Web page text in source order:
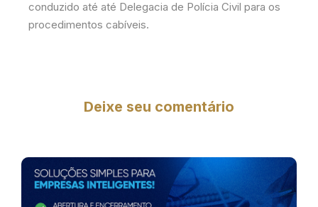
conduzido até até Delegacia de Polícia Civil para os
procedimentos cabíveis.
Deixe seu comentário